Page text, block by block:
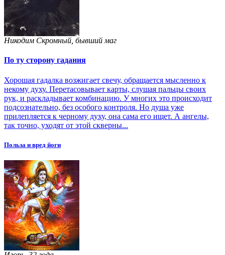
Никодим Скромный, бывший маг
По ту сторону гадания
Хорошая гадалка возжигает свечу, обращается мысленно к
некому духу. Перетасовывает карты, слушая пальцы своих
рук, и раскладывает комбинацию. У многих это происходит
подсознательно, без особого контроля. Но душа уже
прилепляется к черному духу, она сама его ищет. А ангелы,
так точно, уходят от этой скверны...
Польза и вред йоги